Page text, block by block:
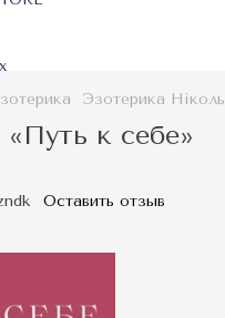
Эзотерика
к себе»
Оставить отзыв